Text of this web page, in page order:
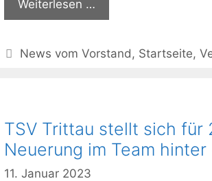
Weiterlesen …
Kategorien
News vom Vorstand , Startseite,
TSV Trittau stellt sich für
Neuerung im Team hinter
11. Januar 2023